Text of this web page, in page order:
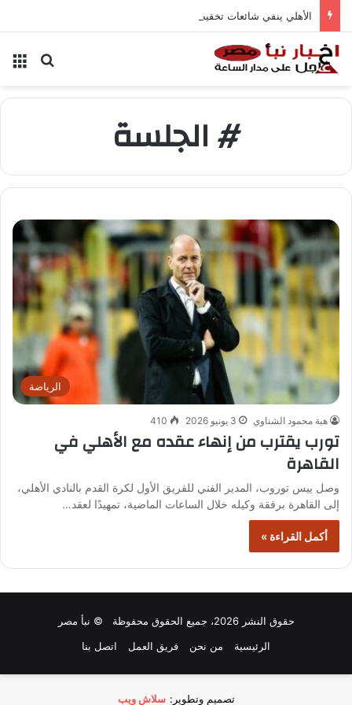
الأهلي ينفي شائعات تخفيض عقود زيزو والشناوي
بحث
# الجلسة
الرياضة
هبة محمود الشناوي 3 يونيو 2026 410
تورب يقترب من إنهاء عقده مع الأهلي في
القاهرة
وصل ييس توروب، المدير الفني للفريق الأول لكرة القدم بالنادي الأهلي،
إلى القاهرة برفقة وكيله خلال الساعات الماضية، تمهيدًا لعقد…
أكمل القراءة »
حقوق النشر 2026، جميع الحقوق محفوظة © نبأ مصر
الرئيسية
من نحن فريق العمل اتصل بنا
تصميم وتطوير: سلاش ويب